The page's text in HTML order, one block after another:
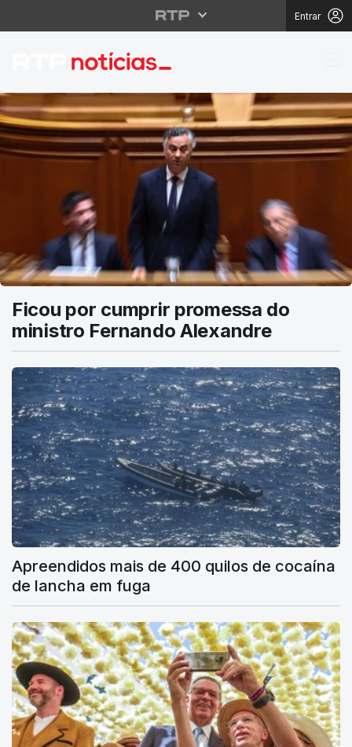
Entrar
RTP Notícias
Ficou por cumprir promessa do
ministro Fernando Alexandre
Apreendidos mais de 400 quilos de cocaína
de lancha em fuga